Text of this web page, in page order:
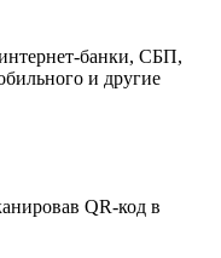
банки, СБП,
и другие
QR-код в